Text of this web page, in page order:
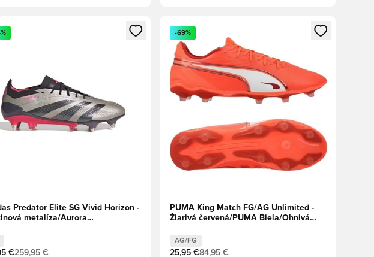
modál na prihlásenie alebo registráciu ako člen
Predator Elite SG Vivid Horizon -
metalíza/Aurora
€259,95 €
Otvorí modál na prihlásenie alebo registráciu ako
-69%
PUMA King Match FG/AG Unlimited -
Žiarivá červená/PUMA Biela/Ohnivá
AG/FG
25,95 €84,95 €